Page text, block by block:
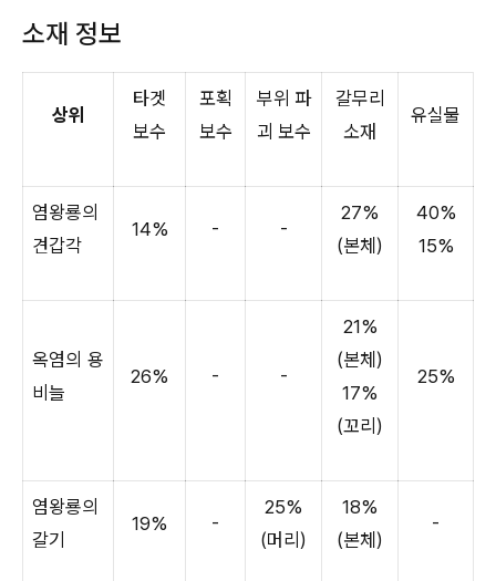
소재 정보
상위
타겟
보수
포획
보수
부위 파
괴 보수
갈무리
소재
유실물
염왕룡의
견갑각
14% - -
27%
(본체)
40%
15%
옥염의 용
비늘
26% - -
21%
(본체)
17%
(꼬리)
25%
염왕룡의
갈기
19% -
25%
(머리)
18%
(본체)
-